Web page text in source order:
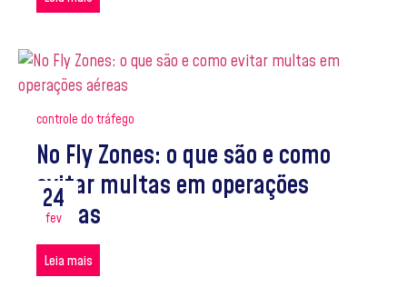
controle do tráfego
No Fly Zones: o que são e como
evitar multas em operações
aéreas
Leia mais
24
fev